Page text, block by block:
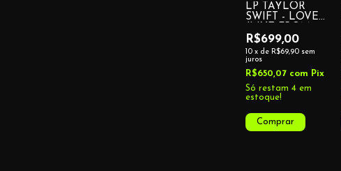
LP TAYLOR
SWIFT - LOVER
PARIS) HEART
SHAPED VINYL
R$699,00
10 x de R$69,90 sem
juros
R$650,07 com Pix
Só restam4 em
estoque!